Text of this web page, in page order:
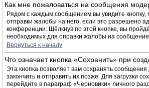
Как мне пожаловаться на сообщения
Рядом с каждым сообщением вы увидите кнопку,
отправки жалобы на него, если это разрешено
конференции. Щёлкнув по этой кнопке, вы
необходимых для оправки жалобы на
Вернуться к началу
Что означает кнопка «Сохранить» при
Эта кнопка позволяет вам сохранять сообщения
закончить и отправить их позже. Для загрузки
перейдите в параграф «Черновики» личного